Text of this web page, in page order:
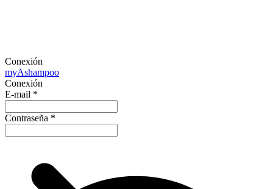
Conexión
myAshampoo
Conexión
E-mail *
Contraseña *